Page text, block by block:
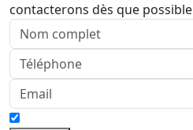
contacterons dès que possible